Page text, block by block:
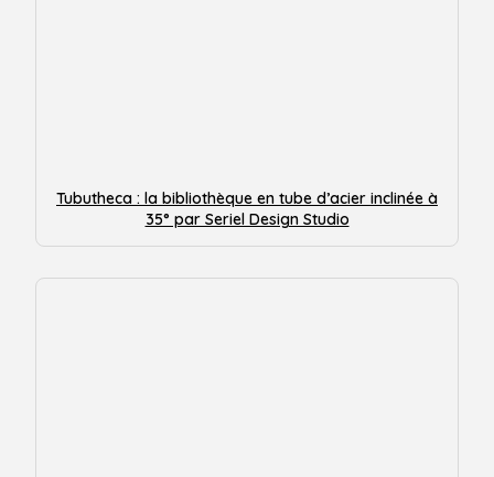
Tubutheca : la bibliothèque en tube d’acier inclinée à
35° par Seriel Design Studio